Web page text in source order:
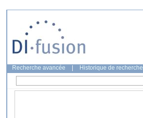
Recherche avancée Historique de recherche